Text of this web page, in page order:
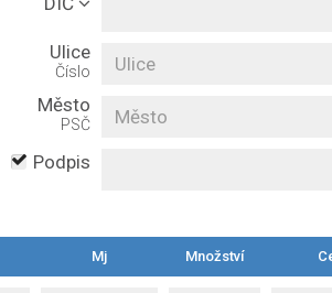
Ulice
Číslo
Město
PSČ
Podpis
Mj Množství